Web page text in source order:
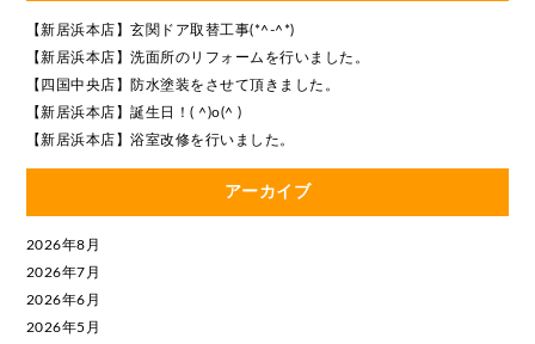
【新居浜本店】玄関ドア取替工事(*^-^*)
【新居浜本店】洗面所のリフォームを行いました。
【四国中央店】防水塗装をさせて頂きました。
【新居浜本店】誕生日！( ^)o(^ )
【新居浜本店】浴室改修を行いました。
アーカイブ
2026年8月
2026年7月
2026年6月
2026年5月